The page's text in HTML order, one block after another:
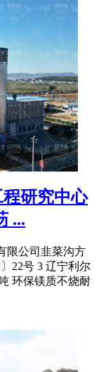
研究中心
...
限公司韭菜沟方
22号 3 辽宁利尔
环保镁质不烧耐